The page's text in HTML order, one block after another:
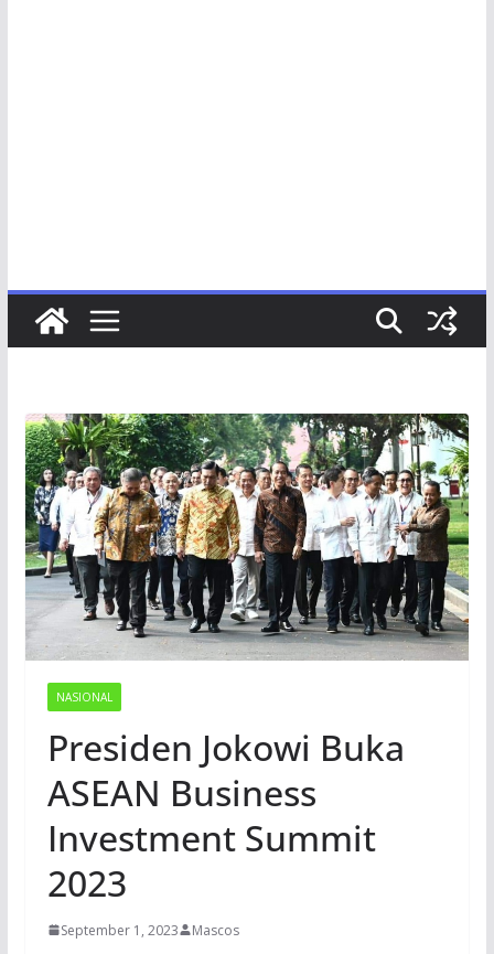
NASIONAL
Presiden Jokowi Buka
ASEAN Business
Investment Summit
2023
September 1, 2023 Mascos